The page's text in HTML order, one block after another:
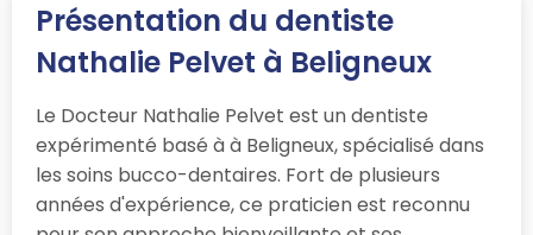
Présentation du dentiste
Nathalie Pelvet à Beligneux
Le Docteur Nathalie Pelvet est un dentiste
expérimenté basé à à Beligneux, spécialisé dans
les soins bucco-dentaires. Fort de plusieurs
années d'expérience, ce praticien est reconnu